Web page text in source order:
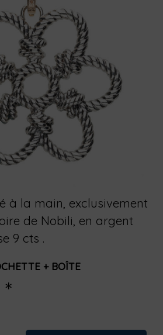
à la main, exclusivement
de Nobili, en argent
9 cts .
+ BOÎTE